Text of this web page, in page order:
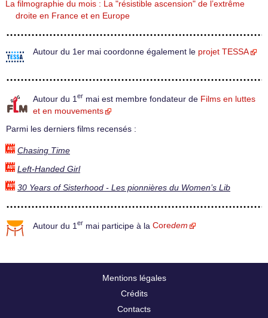
La filmographie du mois : La "résistible ascension" de l’extrême
droite en France et en Europe
Autour du 1er mai coordonne également le projet TESSA
Autour du 1 er mai est membre fondateur de Films en luttes
et en mouvements
Parmi les derniers films recensés :
Chasing Time
Left-Handed Girl
30 Years of Sisterhood - Les pionnières du Women’s Lib
Autour du 1 er mai participe à la Coredem
Mentions légales
Crédits
Contacts